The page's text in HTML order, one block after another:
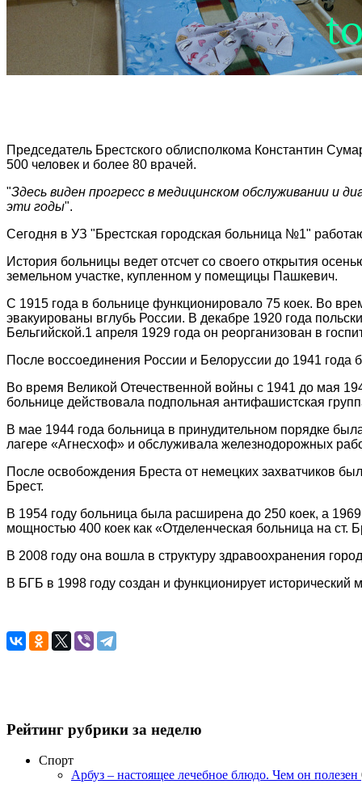
Председатель Брестского облисполкома Константин
500 человек и более 80 врачей.
"Здесь виден прогресс в медицинском обслуживании и
эти годы".
Сегодня в УЗ "Брестская городская больница №1"
История больницы ведет отсчет со своего открытия
земельном участке, купленном у помещицы Пашкевич.
С 1915 года в больнице функционировало 75 коек. Во
эвакуированы вглубь России. В декабре 1920 года
Бельгийской.1 апреля 1929 года он реорганизован в
После воссоединения России и Белоруссии до 1941 года
Во время Великой Отечественной войны с 1941 до мая
больнице действовала подпольная антифашистская
В мае 1944 года больница в принудительном порядке
лагере «Агнесхоф» и обслуживала железнодорожных
После освобождения Бреста от немецких захватчиков
Брест.
В 1954 году больница была расширена до 250 коек, а
мощностью 400 коек как «Отделенческая больница на ст.
В 2008 году она вошла в структуру здравоохранения
В БГБ в 1998 году создан и функционирует исторический
Рейтинг рубрики за неделю
Спорт
Арбуз – настоящее лечебное блюдо. Чем он полезен